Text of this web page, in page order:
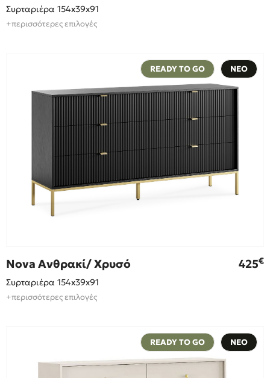
Συρταριέρα 154x39x91
+περισσότερες επιλογές
READY TO GO ΝΕΟ
Nova Ανθρακί/ Χρυσό 425€
Συρταριέρα 154x39x91
+περισσότερες επιλογές
READY TO GO ΝΕΟ